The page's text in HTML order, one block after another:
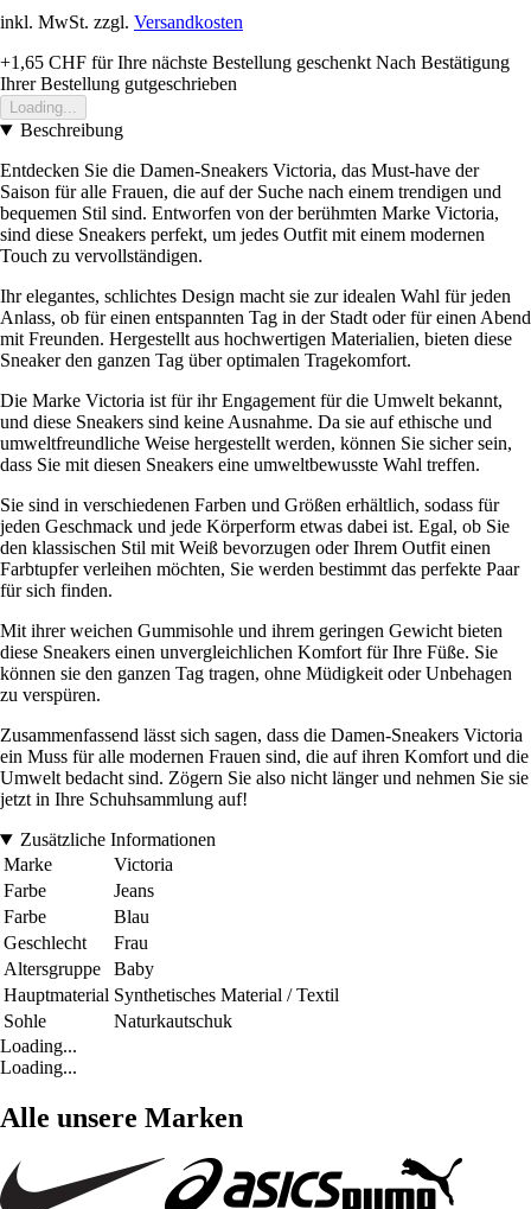
inkl. MwSt. zzgl. Versandkosten
+1,65 CHF für Ihre nächste Bestellung geschenkt Nach Bestätigung
Ihrer Bestellung gutgeschrieben
Loading...
Beschreibung
Entdecken Sie die Damen-Sneakers Victoria, das Must-have der
Saison für alle Frauen, die auf der Suche nach einem trendigen und
bequemen Stil sind. Entworfen von der berühmten Marke Victoria,
sind diese Sneakers perfekt, um jedes Outfit mit einem modernen
Touch zu vervollständigen.
Ihr elegantes, schlichtes Design macht sie zur idealen Wahl für jeden
Anlass, ob für einen entspannten Tag in der Stadt oder für einen Abend
mit Freunden. Hergestellt aus hochwertigen Materialien, bieten diese
Sneaker den ganzen Tag über optimalen Tragekomfort.
Die Marke Victoria ist für ihr Engagement für die Umwelt bekannt,
und diese Sneakers sind keine Ausnahme. Da sie auf ethische und
umweltfreundliche Weise hergestellt werden, können Sie sicher sein,
dass Sie mit diesen Sneakers eine umweltbewusste Wahl treffen.
Sie sind in verschiedenen Farben und Größen erhältlich, sodass für
jeden Geschmack und jede Körperform etwas dabei ist. Egal, ob Sie
den klassischen Stil mit Weiß bevorzugen oder Ihrem Outfit einen
Farbtupfer verleihen möchten, Sie werden bestimmt das perfekte Paar
für sich finden.
Mit ihrer weichen Gummisohle und ihrem geringen Gewicht bieten
diese Sneakers einen unvergleichlichen Komfort für Ihre Füße. Sie
können sie den ganzen Tag tragen, ohne Müdigkeit oder Unbehagen
zu verspüren.
Zusammenfassend lässt sich sagen, dass die Damen-Sneakers Victoria
ein Muss für alle modernen Frauen sind, die auf ihren Komfort und die
Umwelt bedacht sind. Zögern Sie also nicht länger und nehmen Sie sie
jetzt in Ihre Schuhsammlung auf!
Zusätzliche Informationen
Marke
Victoria
Farbe
Jeans
Farbe
Blau
Geschlecht
Frau
Altersgruppe
Baby
Hauptmaterial Synthetisches Material / Textil
Sohle
Naturkautschuk
Loading...
Loading...
Alle unsere Marken